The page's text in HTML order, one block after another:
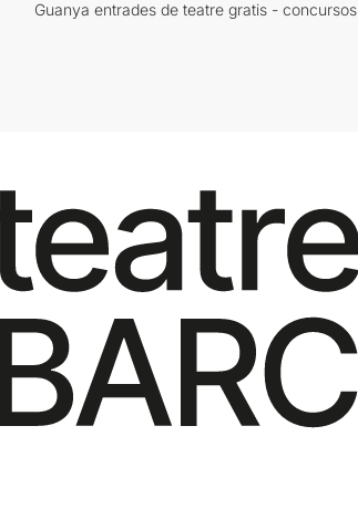
Guanya entrades de teatre gratis - concursos